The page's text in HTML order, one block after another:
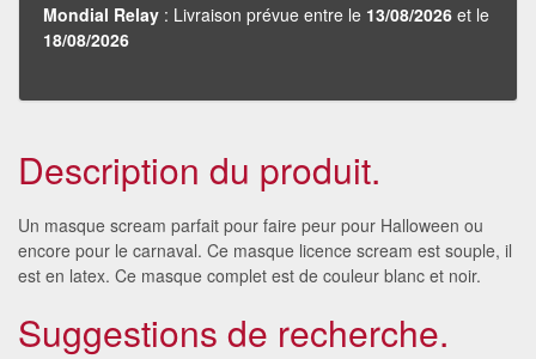
Mondial Relay : Livraison prévue entre le 13/08/2026 et le
18/08/2026
Description du produit.
Un masque scream parfait pour faire peur pour Halloween ou
encore pour le carnaval. Ce masque licence scream est souple, il
est en latex. Ce masque complet est de couleur blanc et noir.
Suggestions de recherche.